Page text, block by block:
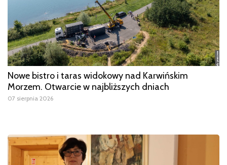
Nowe bistro i taras widokowy nad Karwińskim
Morzem. Otwarcie w najbliższych dniach
07 sierpnia 2026